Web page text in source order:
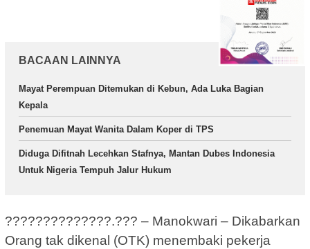
BACAAN LAINNYA
Mayat Perempuan Ditemukan di Kebun, Ada Luka Bagian
Kepala
Penemuan Mayat Wanita Dalam Koper di TPS
Diduga Difitnah Lecehkan Stafnya, Mantan Dubes Indonesia
Untuk Nigeria Tempuh Jalur Hukum
??????????????.??? – Manokwari – Dikabarkan
Orang tak dikenal (OTK) menembaki pekerja